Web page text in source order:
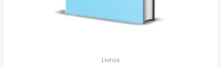
Livros